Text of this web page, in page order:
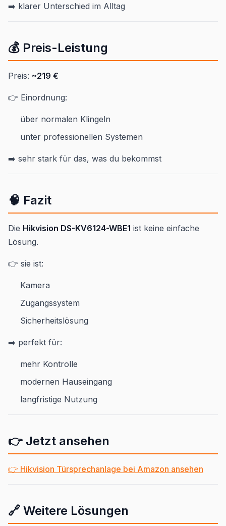
➡️ klarer Unterschied im Alltag
💰 Preis-Leistung
Preis: ~219 €
👉 Einordnung:
über normalen Klingeln
unter professionellen Systemen
➡️ sehr stark für das, was du bekommst
🧠 Fazit
Die Hikvision DS-KV6124-WBE1 ist keine einfache
Lösung.
👉 sie ist:
Kamera
Zugangssystem
Sicherheitslösung
➡️ perfekt für:
mehr Kontrolle
modernen Hauseingang
langfristige Nutzung
👉 Jetzt ansehen
👉 Hikvision Türsprechanlage bei Amazon ansehen
🔗 Weitere Lösungen